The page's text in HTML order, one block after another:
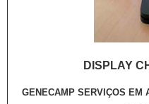
DISPLAY
GENECAMP SERVIÇOS EM